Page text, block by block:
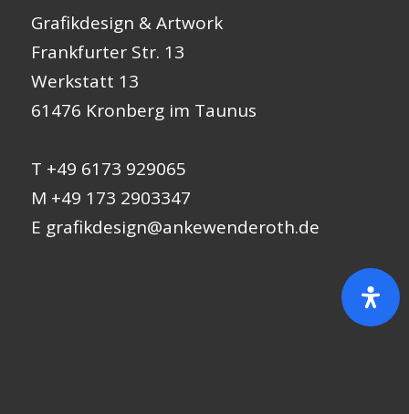
Grafikdesign & Artwork
Frankfurter Str. 13
Werkstatt 13
61476 Kronberg im Taunus
T +49 6173 929065
M +49 173 2903347
E grafikdesign@ankewenderoth.de